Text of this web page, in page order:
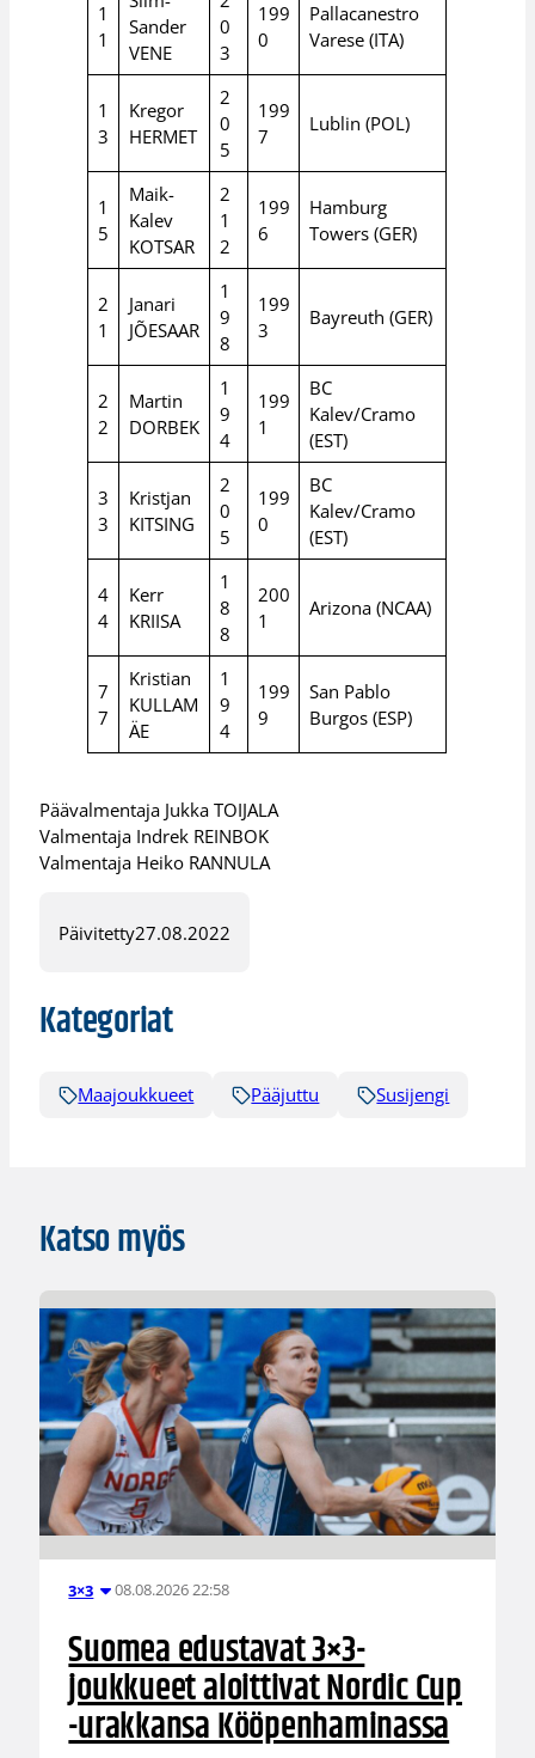
1
1
Sander
VENE
0
3
199
0
Pallacanestro
Varese (ITA)
1
3
Kregor
HERMET
2
0
5
199
7
Lublin (POL)
1
5
Maik-
Kalev
KOTSAR
2
1
2
199
6
Hamburg
Towers (GER)
2
1
Janari
JÕESAAR
1
9
8
199
3
Bayreuth (GER)
2
2
Martin
DORBEK
1
9
4
199
1
BC
Kalev/Cramo
(EST)
3
3
Kristjan
KITSING
2
0
5
199
0
BC
Kalev/Cramo
(EST)
4
4
Kerr
KRIISA
1
8
8
200
1
Arizona (NCAA)
7
7
Kristian
KULLAM
ÄE
1
9
4
199
9
San Pablo
Burgos (ESP)
Päävalmentaja Jukka TOIJALA
Valmentaja Indrek REINBOK
Valmentaja Heiko RANNULA
Päivitetty27.08.2022
Kategoriat
Maajoukkueet Pääjuttu Susijengi
Katso myös
3×3 08.08.2026 22:58
Suomea edustavat 3×3-
joukkueet aloittivat Nordic Cup
-urakkansa Kööpenhaminassa